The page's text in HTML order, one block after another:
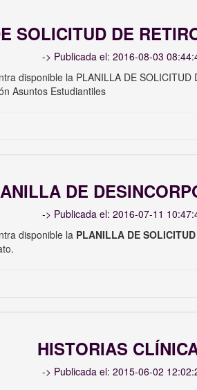
SOLICITUD DE
-> Publicada el: 2016-08-03
disponible la PLANILLA DE
Asuntos Estudiantiles
DE
-> Publicada el: 2016-07-11
disponible la PLANILLA DE
HISTORIAS
-> Publicada el: 2015-06-02